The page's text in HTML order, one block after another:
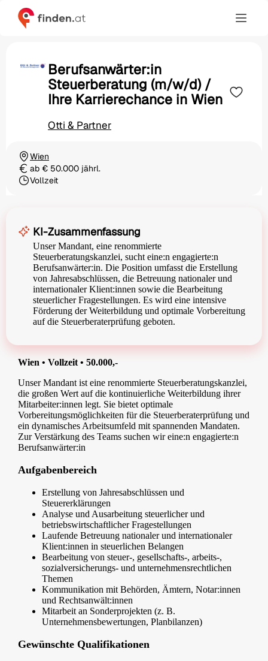
Berufsanwärter:in
Steuerberatung (m/w/d) /
Ihre Karrierechance in Wien
Otti & Partner
Ortschaft
Wien
Gehaltab € 50.000 jährl.
Beschäftigungsart
Vollzeit
KI-Zusammenfassung
Unser Mandant, eine renommierte
Steuerberatungskanzlei, sucht eine:n engagierte:n
Berufsanwärter:in. Die Position umfasst die Erstellung
von Jahresabschlüssen, die Betreuung nationaler und
internationaler Klient:innen sowie die Bearbeitung
steuerlicher Fragestellungen. Es wird eine intensive
Förderung der Weiterbildung und optimale Vorbereitung
auf die Steuerberaterprüfung geboten.
Wien • Vollzeit • 50.000,-
Unser Mandant ist eine renommierte Steuerberatungskanzlei,
die großen Wert auf die kontinuierliche Weiterbildung ihrer
Mitarbeiter:innen legt. Sie bietet optimale
Vorbereitungsmöglichkeiten für die Steuerberaterprüfung und
ein dynamisches Arbeitsumfeld mit spannenden Mandaten.
Zur Verstärkung des Teams suchen wir eine:n engagierte:n
Berufsanwärter:in
Aufgabenbereich
Erstellung von Jahresabschlüssen und
Steuererklärungen
Analyse und Ausarbeitung steuerlicher und
betriebswirtschaftlicher Fragestellungen
Laufende Betreuung nationaler und internationaler
Klient:innen in steuerlichen Belangen
Bearbeitung von steuer-, gesellschafts-, arbeits-,
sozialversicherungs- und unternehmensrechtlichen
Themen
Kommunikation mit Behörden, Ämtern, Notar:innen
und Rechtsanwält:innen
Mitarbeit an Sonderprojekten (z. B.
Unternehmensbewertungen, Planbilanzen)
Gewünschte Qualifikationen